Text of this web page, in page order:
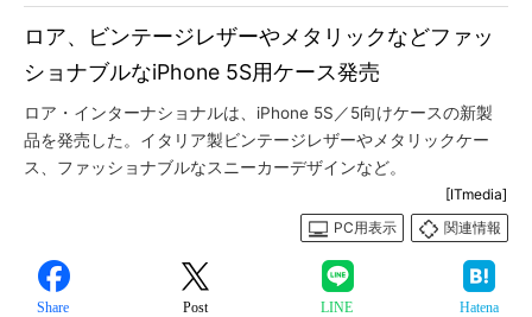
ロア、ビンテージレザーやメタリックなどファッ
ショナブルなiPhone 5S用ケース発売
ロア・インターナショナルは、iPhone 5S／5向けケースの新製
品を発売した。イタリア製ビンテージレザーやメタリックケー
ス、ファッショナブルなスニーカーデザインなど。
[ITmedia]
PC用表示
関連情報
Share Post LINE Hatena